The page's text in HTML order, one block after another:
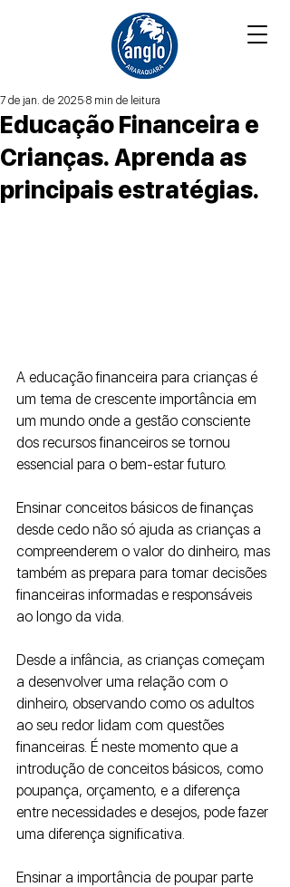
Educação Financeira e
Crianças. Aprenda as
principais estratégias.
7 de jan. de 2025 8 min de leitura
A educação financeira para crianças é
um tema de crescente importância em
um mundo onde a gestão consciente
dos recursos financeiros se tornou
essencial para o bem-estar futuro.
Ensinar conceitos básicos de finanças
desde cedo não só ajuda as crianças a
compreenderem o valor do dinheiro, mas
também as prepara para tomar decisões
financeiras informadas e responsáveis
ao longo da vida.
Desde a infância, as crianças começam
a desenvolver uma relação com o
dinheiro, observando como os adultos
ao seu redor lidam com questões
financeiras. É neste momento que a
introdução de conceitos básicos, como
poupança, orçamento, e a diferença
entre necessidades e desejos, pode fazer
uma diferença significativa.
Ensinar a importância de poupar parte